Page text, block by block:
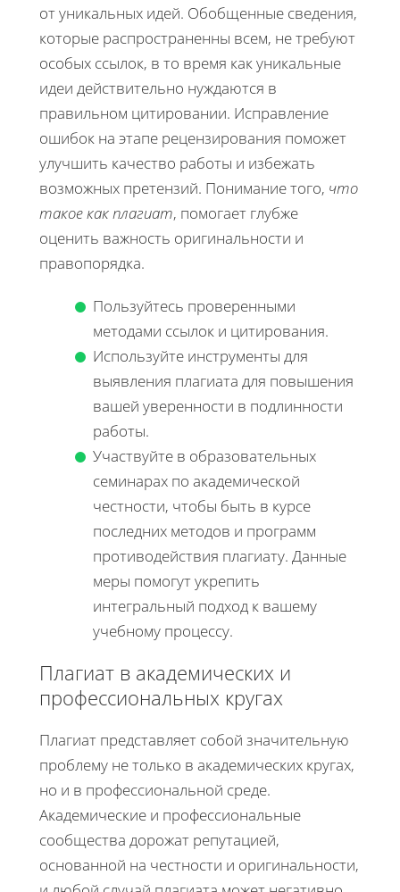
от уникальных идей. Обобщенные сведения,
которые распространенны всем, не требуют
особых ссылок, в то время как уникальные
идеи действительно нуждаются в
правильном цитировании. Исправление
ошибок на этапе рецензирования поможет
улучшить качество работы и избежать
возможных претензий. Понимание того, что
такое как плагиат, помогает глубже
оценить важность оригинальности и
правопорядка.
Пользуйтесь проверенными
методами ссылок и цитирования.
Используйте инструменты для
выявления плагиата для повышения
вашей уверенности в подлинности
работы.
Участвуйте в образовательных
семинарах по академической
честности, чтобы быть в курсе
последних методов и программ
противодействия плагиату. Данные
меры помогут укрепить
интегральный подход к вашему
учебному процессу.
Плагиат в академических и
профессиональных кругах
Плагиат представляет собой значительную
проблему не только в академических кругах,
но и в профессиональной среде.
Академические и профессиональные
сообщества дорожат репутацией,
основанной на честности и оригинальности,